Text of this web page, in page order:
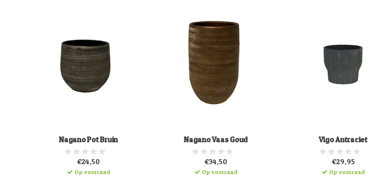
Nagano Pot Bruin
€24,50
Op voorraad
Nagano Vaas Goud
€34,50
Op voorraad
Vigo Antraciet
€29,95
Op voorraad